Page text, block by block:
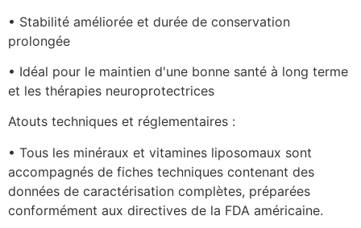
• Stabilité améliorée et durée de conservation
prolongée
• Idéal pour le maintien d'une bonne santé à long terme
et les thérapies neuroprotectrices
Atouts techniques et réglementaires :
• Tous les minéraux et vitamines liposomaux sont
accompagnés de fiches techniques contenant des
données de caractérisation complètes, préparées
conformément aux directives de la FDA américaine.